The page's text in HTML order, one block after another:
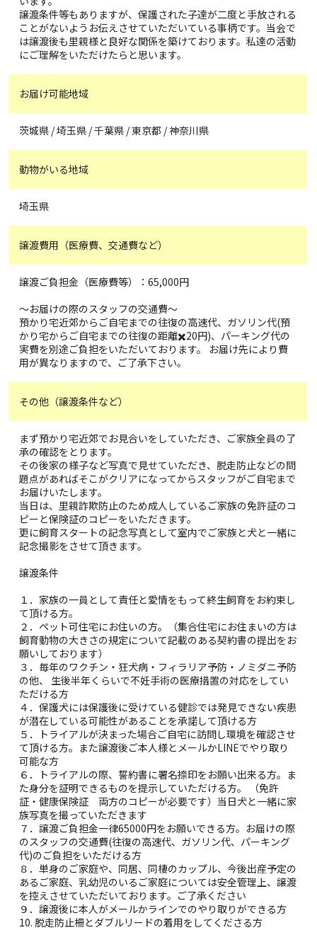
譲渡条件等もありますが、保護された子達が二度と手放される
ことがないようお伝えさせていただいている事柄です。当会で
は譲渡後も里親様と良好な関係を築けております。私達の活動
にご理解をいただけたらと思います。
お届け可能地域
茨城県 / 埼玉県 / 千葉県 / 東京都 / 神奈川県
動物がいる地域
埼玉県
譲渡費用（医療費、交通費など）
譲渡ご負担金（医療費等）：65,000円
～お届けの際のスタッフの交通費〜
預かり宅近郊からご自宅までの往復の高速代、ガソリン代(預
かり宅からご自宅までの往復の距離✖️20円)、パーキング代の
実費を別途ご負担をいただいております。 お届け先により費
用が異なりますので、ご了承下さい。
その他（譲渡条件など）
まず預かり宅近郊でお見合いをしていただき、ご家族全員の了
承の確認をとります。
その後家の様子など写真で見せていただき、脱走防止などの問
題点があればそこがクリアになってからスタッフがご自宅まで
お届けいたします。
当日は、里親詐欺防止のため成人しているご家族の免許証のコ
ピーと保険証のコピーをいただきます。
更に飼育スタートの記念写真として室内でご家族と犬と一緒に
記念撮影をさせて頂きます。
譲渡条件
１．家族の一員として責任と愛情をもって終生飼育をお約束し
て頂ける方。
２．ペット可住宅にお住いの方。（集合住宅にお住まいの方は
飼育動物の大きさの規定について記載のある契約書の提出をお
願いしております）
３．毎年のワクチン・狂犬病・フィラリア予防・ノミダニ予防
の他、 生後半年くらいで不妊手術の医療措置の対応をしてい
ただける方
４．保護犬には保護後に受けている健診では発見できない疾患
が潜在している可能性があることを承諾して頂ける方
５．トライアルが決まった場合ご自宅に訪問し環境を確認させ
て頂ける方。また譲渡後ご本人様とメールかLINEでやり取り
可能な方
６．トライアルの際、誓約書に署名捺印をお願い出来る方。ま
た身分を証明できるものを提示していただける方。 （免許
証・健康保険証 両方のコピーが必要です）当日犬と一緒に家
族写真を撮っていただきます
７．譲渡ご負担金一律65000円をお願いできる方。お届けの際
のスタッフの交通費(往復の高速代、ガソリン代、パーキング
代)のご負担をいただける方
８．単身のご家庭や、同居、同棲のカップル、今後出産予定の
あるご家庭、乳幼児のいるご家庭については安全管理上、譲渡
を控えさせていただいております。ご了承ください
９．譲渡後に本人がメールかラインでのやり取りができる方
10. 脱走防止柵とダブルリードの着用をしてくださる方